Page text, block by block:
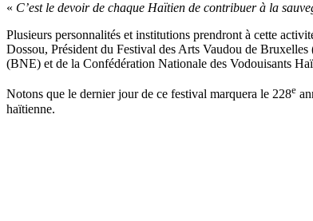
« C’est le devoir de chaque Haïtien de contribuer à la
Plusieurs personnalités et institutions prendront à cette
Dossou, Président du Festival des Arts Vaudou de
(BNE) et de la Confédération Nationale des Vodouisants
Notons que le dernier jour de ce festival marquera le 228e
haïtienne.